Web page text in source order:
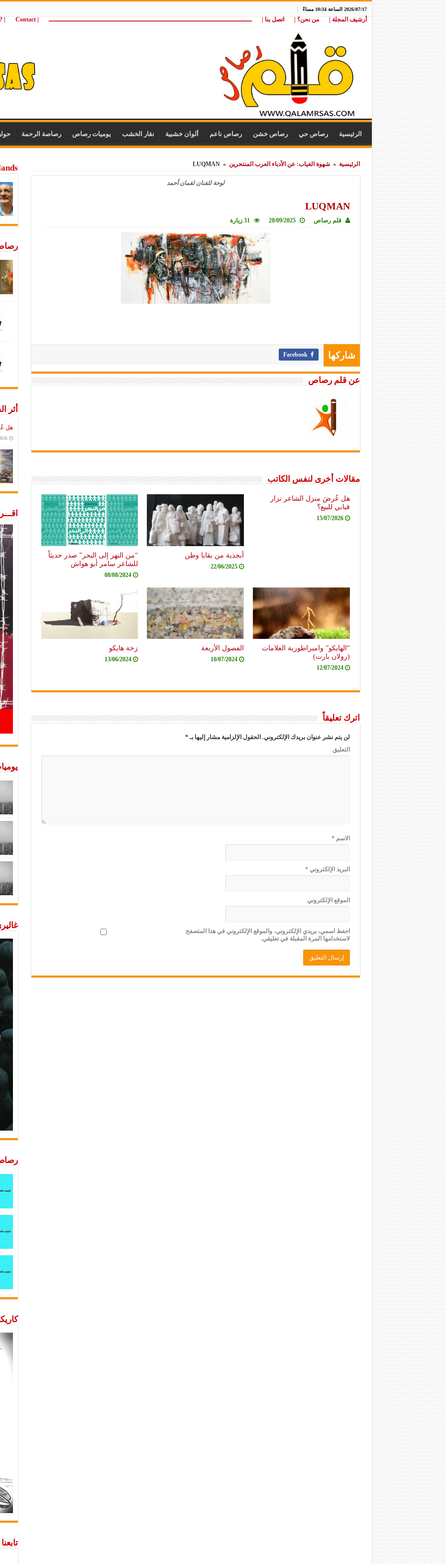
2026/07/17 الساعة 10:34 مساءً
أرشيف المجلة | من نحن؟ | اتصل بنا | ــــــــــــــــــــــــــــــــــــــــــــــــــــــــــــــــــــــــــــــــــــــــــــــــــــــ | Contact
wij
الرئيسية رصاص حي رصاص خشن رصاص ناعم ألوان خشبية نقار الخشب يوميات رصاص رصاصة الرحمة
الرئيسية » شهوة الغياب: عن الأدباء العرب المنتحرين »
LUQMAN
لوحة للفنان لقمان أحمد
LUQMAN
قلم رصاص 28/09/2025 31 زيارة
شاركها Facebook
عن قلم رصاص
مقالات أخرى لنفس الكاتب
هل عُرضَ منزل الشاعر نزار
قباني للبيع؟
15/07/2026
أبجدية من بقايا وطن
22/06/2025
“من النهر إلى البحر” صدر حديثاً
للشاعر سامر أبو هواش
08/08/2024
“الهايكو” وامبراطورية العلامات
(رولان بارت)
12/07/2024
الفصول الأربعة
10/07/2024
زخة هايكو
13/06/2024
اترك تعليقاً
لن يتم نشر عنوان بريدك الإلكتروني. الحقول الإلزامية مشار إليها بـ*
التعليق
الاسم*
البريد الإلكتروني*
الموقع الإلكتروني
احفظ اسمي، بريدي الإلكتروني، والموقع الإلكتروني في هذا المتصفح
لاستخدامها المرة المقبلة في تعليقي.
أثر
هل